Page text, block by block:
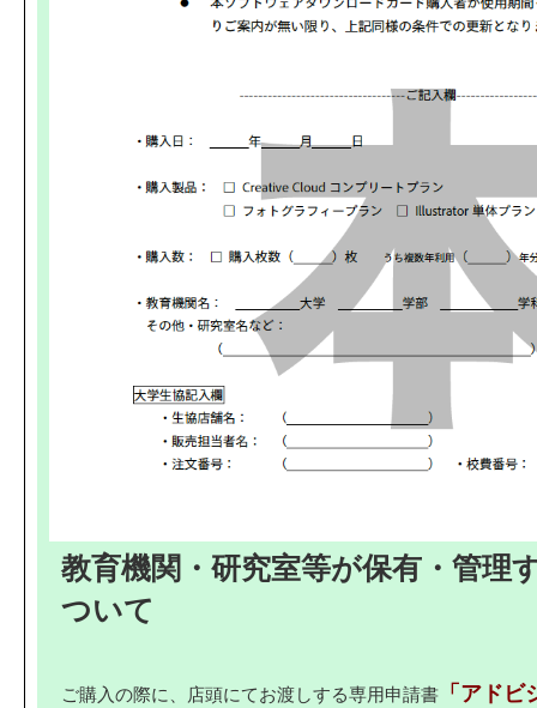
教育機関・研究室等が保有・管理
ついて
ご購入の際に、店頭にてお渡しする専用申請書 「アド